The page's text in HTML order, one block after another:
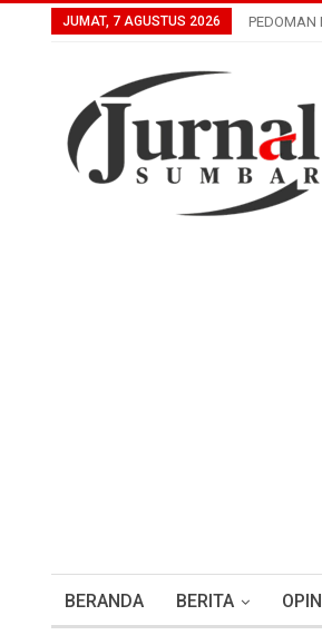
JUMAT, 7 AGUSTUS 2026 PEDOMAN
BERANDA BERITA